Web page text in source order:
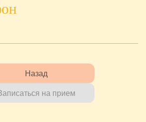
Назад
на прием